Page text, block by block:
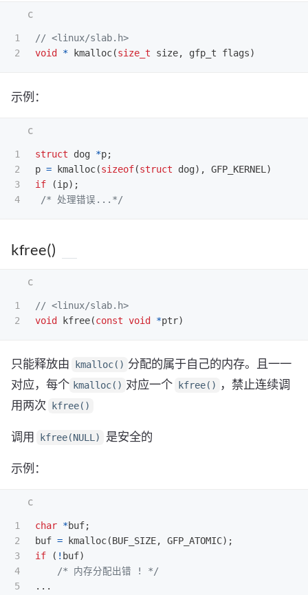
1
// <linux/slab.h>
void
* kmalloc(size_t size, gfp_t flags)
示例：
1
2
3
struct dog *p;
p = kmalloc(sizeof(struct dog), GFP_KERNEL )
if
(ip);
/* 处理错误...*/
kfree()
1
// <linux/slab.h>
void
kfree(const void *ptr)
只能释放由 kmalloc() 分配的属于自己的内存。且一一
对应，每个 kmalloc() 对应一个 kfree()
，禁止连续调
用两次
kfree()
调用 kfree(NULL) 是安全的
示例：
1
2
3
4
5
char *buf;
buf = kmalloc(BUF_SIZE, GFP_ATOMIC);
if
( ! buf)
/* 内存分配出错 ! */
...